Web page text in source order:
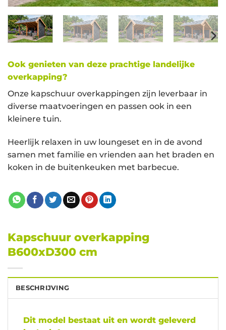
Ook genieten van deze prachtige landelijke
overkapping?
Onze kapschuur overkappingen zijn leverbaar in
diverse maatvoeringen en passen ook in een
kleinere tuin.
Heerlijk relaxen in uw loungeset en in de avond
samen met familie en vrienden aan het braden en
koken in de buitenkeuken met barbecue.
Kapschuur overkapping
B600xD300 cm
BESCHRIJVING
Dit model bestaat uit en wordt geleverd